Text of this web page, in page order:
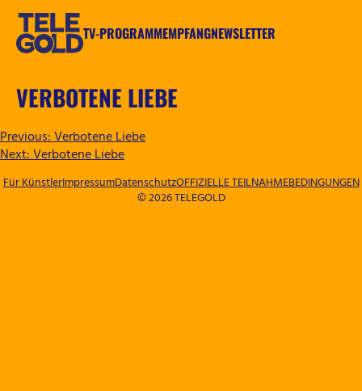
Zum
springen
TV-PROGRAMMEMPFANGNEWSLETTER
VERBOTENE LIEBE
BEITRAGSNAVIGATION
Previous:Verbotene Liebe
Next:Verbotene Liebe
© 2026 TELEGOLD
Für KünstlerImpressumDatenschutzOFFIZIELLE TEILNAHMEBEDINGUNGEN